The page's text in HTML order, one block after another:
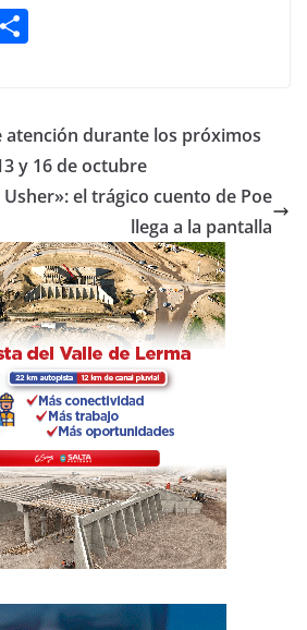
p
ar
tir
atención durante los próximos
y 16 de octubre
Usher»: el trágico cuento de Poe
llega a la pantalla